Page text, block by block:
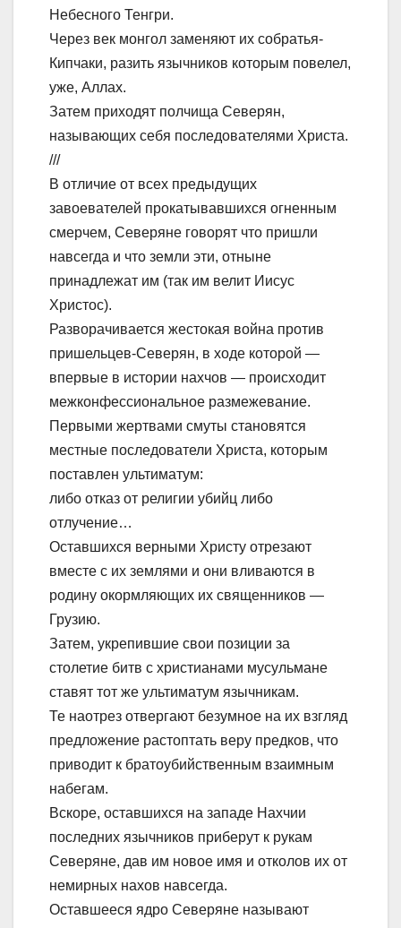
Небесного Тенгри.
Через век монгол заменяют их собратья-
Кипчаки, разить язычников которым повелел,
уже, Аллах.
Затем приходят полчища Северян,
называющих себя последователями Христа.
///
В отличие от всех предыдущих
завоевателей прокатывавшихся огненным
смерчем, Северяне говорят что пришли
навсегда и что земли эти, отныне
принадлежат им (так им велит Иисус
Христос).
Разворачивается жестокая война против
пришельцев-Северян, в ходе которой —
впервые в истории нахчов — происходит
межконфессиональное размежевание.
Первыми жертвами смуты становятся
местные последователи Христа, которым
поставлен ультиматум:
либо отказ от религии убийц либо
отлучение…
Оставшихся верными Христу отрезают
вместе с их землями и они вливаются в
родину окормляющих их священников —
Грузию.
Затем, укрепившие свои позиции за
столетие битв с христианами мусульмане
ставят тот же ультиматум язычникам.
Те наотрез отвергают безумное на их взгляд
предложение растоптать веру предков, что
приводит к братоубийственным взаимным
набегам.
Вскоре, оставшихся на западе Нахчии
последних язычников приберут к рукам
Северяне, дав им новое имя и отколов их от
немирных нахов навсегда.
Оставшееся ядро Северяне называют